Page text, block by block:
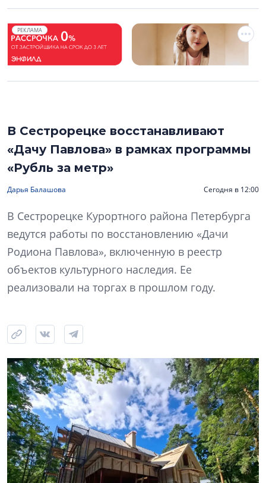
РЕКЛАМА
В Сестрорецке восстанавливают
«Дачу Павлова» в рамках программы
«Рубль за метр»
Дарья Балашова Сегодня в 12:00
В Сестрорецке Курортного района Петербурга
ведутся работы по восстановлению «Дачи
Родиона Павлова», включенную в реестр
объектов культурного наследия. Ее
реализовали на торгах в прошлом году.